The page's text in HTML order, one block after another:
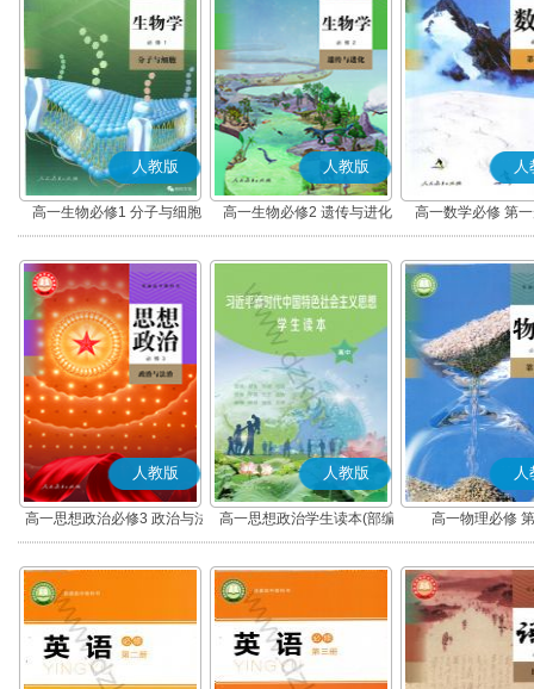
人教版
高一生物必修1 分子与细胞
人教版
高一生物必修2 遗传与进化
人
高一数学必修 第
人教版
高一思想政治必修3 政治与法
治(部编版)
人教版
高一思想政治学生读本(部编
版)
人
高一物理必修